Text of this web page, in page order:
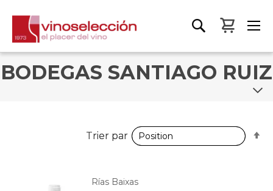
Mon
BODEGAS SANTIAGO RUIZ
Rías Baixas
Trier par
Trier par